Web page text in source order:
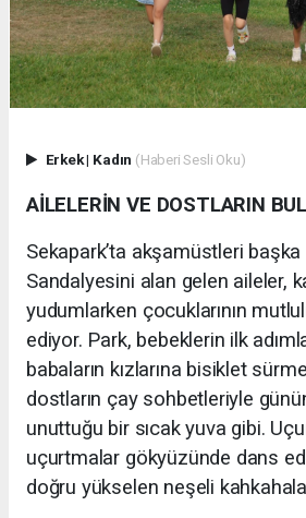
Erkek| Kadın (Haberi Sesli Oku)
AİLELERİN VE DOSTLARIN
Sekapark’ta akşamüstleri
Sandalyesini alan gelen aileler,
yudumlarken çocuklarının
ediyor. Park, bebeklerin ilk
babaların kızlarına bisiklet
dostların çay sohbetleriyle
unuttuğu bir sıcak yuva gibi.
uçurtmalar gökyüzünde dans
doğru yükselen neşeli